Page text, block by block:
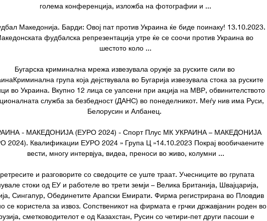
голема конференција, изложба на фотографии и ...
Македонија. Барди: Овој пат против Украина ќе биде поинаку! 13.10.2023.
фудбалска репрезентација утре ќе се соочи против Украина во
шестото коло ...
Бугарска криминална мрежа извезувала оружје за руските сили во
група која дејствувала во Бугарија извезувала стока за руските
во Украина. Вкупно 12 лица се уапсени при акција на МВР, обвинителството
служба за безбедност (ДАНС) во понеделникот. Меѓу нив има Руси,
Белорусин и Албанец.
- МАКЕДОНИЈА (ЕУРО 2024) - Спорт Плус МК УКРАИНА – МАКЕДОНИЈА
2024). Квалификации ЕУРО 2024 » Група Ц »14.10.2023 Покрај вообичаените
вести, многу интервјуа, видеа, преноси во живо, колумни ...
и разговорите со сведоците се уште траат. Учесниците во групата
стоки од ЕУ и работеле во трети земји – Велика Британија, Швајцарија,
Сингапур, Обединетите Арапски Емирати. Фирма регистрирана во Пловдив
се користела за извоз. Сопственикот на фирмата е грчки државјанин роден во
сметководителот е од Казахстан, Русин со четири-пет други пасоши е